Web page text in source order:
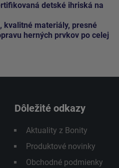
detské ihriská na
kvalitné materiály, presné
herných prvkov po celej
Dôležité odkazy
Aktuality z Bonity
Produktové novinky
Obchodné podmienky